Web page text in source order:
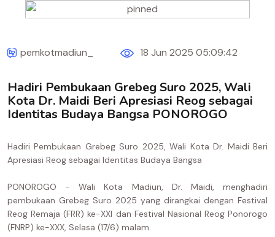
pemkotmadiun_ 18 Jun 2025 05:09:42
Hadiri Pembukaan Grebeg Suro 2025, Wali
Kota Dr. Maidi Beri Apresiasi Reog sebagai
Identitas Budaya Bangsa PONOROGO
Hadiri Pembukaan Grebeg Suro 2025, Wali Kota Dr. Maidi Beri
Apresiasi Reog sebagai Identitas Budaya Bangsa
PONOROGO - Wali Kota Madiun, Dr. Maidi, menghadiri
pembukaan Grebeg Suro 2025 yang dirangkai dengan Festival
Reog Remaja (FRR) ke-XXI dan Festival Nasional Reog Ponorogo
(FNRP) ke-XXX, Selasa (17/6) malam.